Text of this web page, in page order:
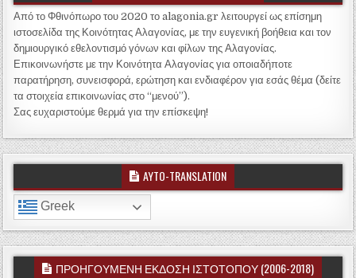
Από το Φθινόπωρο του 2020 το alagonia.gr λειτουργεί ως επίσημη
ιστοσελίδα της Κοινότητας Αλαγονίας, με την ευγενική βοήθεια και τον
δημιουργικό εθελοντισμό γόνων και φίλων της Αλαγονίας.
Επικοινωνήστε με την Κοινότητα Αλαγονίας για οποιαδήποτε
παρατήρηση, συνεισφορά, ερώτηση και ενδιαφέρον για εσάς θέμα (δείτε
τα στοιχεία επικοινωνίας στο “μενού”).
Σας ευχαριστούμε θερμά για την επίσκεψη!
AYTO-TRANSLATION
Greek
ΠΡΟΗΓΟΥΜΕΝΗ ΕΚΔΟΣΗ ΙΣΤΟΤΟΠΟΥ (2006-2018)